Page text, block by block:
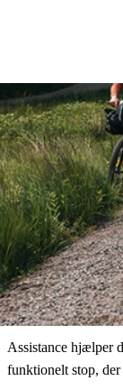
Assistance hjælper
funktionelt stop,